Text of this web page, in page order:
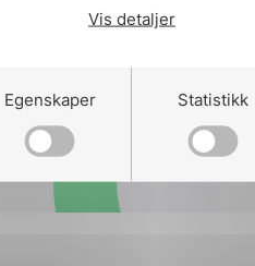
Vis detaljer
Egenskaper Statistikk